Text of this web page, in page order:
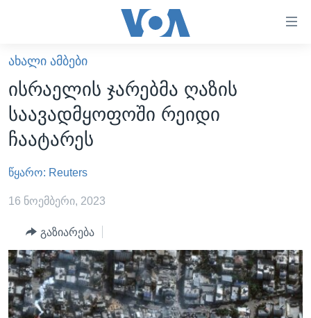
ხელმისაწვდომობისთვის
გადადით
მთავარზე
გადადით
მთავარ
ნავიგაციაზე
გადადით
ძიებაზე
ᲐᲮᲐᲚᲘ ᲐᲛᲑᲔᲑᲘ
ᲡᲐᲥᲐᲠᲗᲕᲔᲚᲝ
ᲐᲨᲨ
ᲐᲨᲨ-ᲘᲡ ᲐᲠᲩᲔᲕᲜᲔᲑᲘ 2024
ᲛᲡᲝᲤᲚᲘᲝ
ᲕᲘᲓᲔᲝᲔᲑᲘ
ᲒᲐᲓᲐᲪᲔᲛᲔᲑᲘ
ᲕᲐᲨᲘᲜᲒᲢᲝᲜᲘ ᲓᲦᲔᲡ
ᲮᲔᲓᲕᲐ ᲕᲐᲨᲘᲜᲒᲢᲝᲜᲘᲓᲐᲜ
ᲡᲮᲕᲐ ᲡᲘᲐᲮᲚᲔᲔᲑᲘ
ᲞᲝᲚᲘᲢᲘᲙᲐ
ᲠᲣᲡᲔᲗᲘᲡ ᲨᲔᲭᲠᲐ ᲣᲙᲠᲐᲘᲜᲐᲨᲘ
ᲐᲮᲐᲚᲘ ᲐᲛᲑᲔᲑᲘ
ისრაელის ჯარებმა ღაზის
საავადმყოფოში რეიდი
ჩაატარეს
წყარო: Reuters
16 ნოემბერი, 2023
გაზიარება